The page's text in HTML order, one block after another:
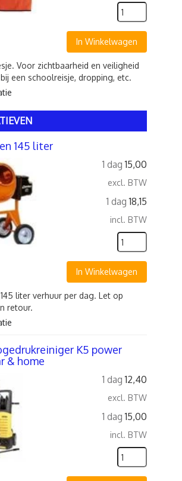
In Winkelwagen
Voor zichtbaarheid en veiligheid
een schoolreisje, dropping, etc.
145 liter
1 dag 15,00
excl. BTW
1 dag 18,15
incl. BTW
In Winkelwagen
liter verhuur per dag. Let op
retour.
K5 power
& home
1 dag 12,40
excl. BTW
1 dag 15,00
incl. BTW